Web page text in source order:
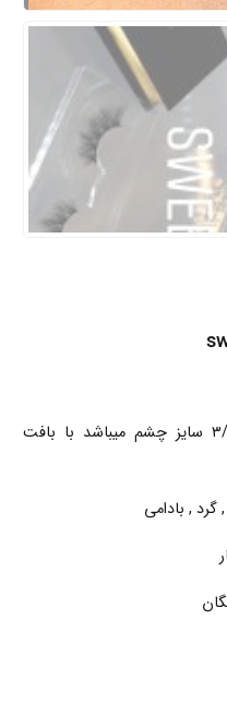
مژه شاپرکی پر و گوشه بلند که ۳/۴ سایز چشم میباشد با بافت
, بادامی